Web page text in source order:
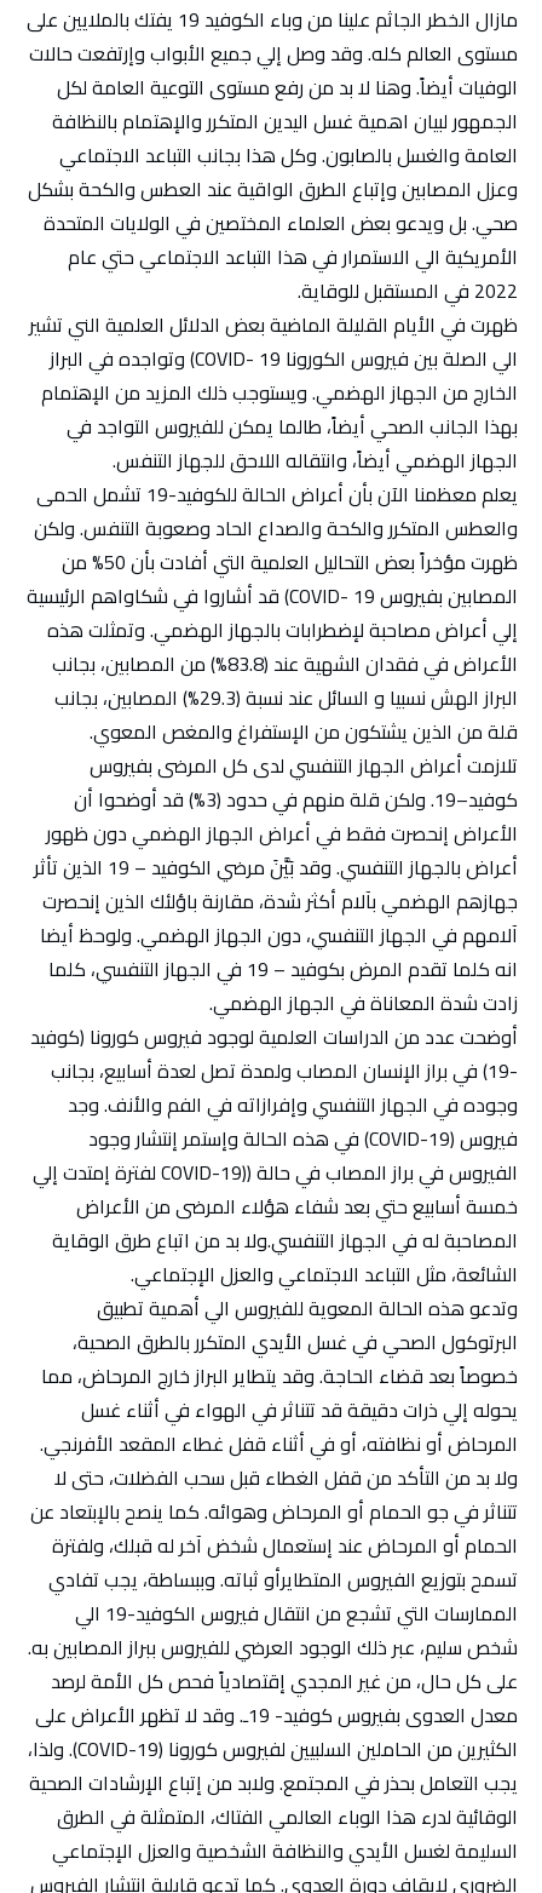
مازال الخطر الجاثم علينا من وباء الكوفيد 19 يفتك بالملايين على
مستوى العالم كله. وقد وصل إلي جميع الأبواب وإرتفعت حالات
الوفيات أيضاً. وهنا لا بد من رفع مستوى التوعية العامة لكل
الجمهور لبيان اهمية غسل اليدين المتكرر والإهتمام بالنظافة
العامة والغسل بالصابون. وكل هذا بجانب التباعد الاجتماعي
وعزل المصابين وإتباع الطرق الواقية عند العطس والكحة بشكل
صحي. بل ويدعو بعض العلماء المختصين في الولايات المتحدة
الأمريكية الي الاستمرار في هذا التباعد الاجتماعي حتي عام
2022 في المستقبل للوقاية.
ظهرت في الأيام القليلة الماضية بعض الدلائل العلمية الني تشير
الي الصلة بين فيروس الكورونا COVID- 19) وتواجده في البراز
الخارج من الجهاز الهضمي. ويستوجب ذلك المزيد من الإهتمام
بهذا الجانب الصحي أيضاً، طالما يمكن للفيروس التواجد في
الجهاز الهضمي أيضاً، وانتقاله اللاحق للجهاز التنفس.
يعلم معظمنا الآن بأن أعراض الحالة للكوفيد-19 تشمل الحمى
والعطس المتكرر والكحة والصداع الحاد وصعوبة التنفس. ولكن
ظهرت مؤخراً بعض التحاليل العلمية التي أفادت بأن 50% من
المصابين بفيروس COVID- 19) قد أشاروا في شكاواهم الرئيسية
إلي أعراض مصاحبة لإضطرابات بالجهاز الهضمي. وتمثلت هذه
الأعراض في فقدان الشهية عند (83.8%) من المصابين، بجانب
البراز الهش نسبيا و السائل عند نسبة (29.3%) المصابين، بجانب
قلة من الذين يشتكون من الإستفراغ والمغص المعوي.
تلازمت أعراض الجهاز التنفسي لدى كل المرضى بفيروس
كوفيد–19. ولكن قلة منهم في حدود (3%) قد أوضحوا أن
الأعراض إنحصرت فقط في أعراض الجهاز الهضمي دون ظهور
أعراض بالجهاز التنفسي. وقد بَيَّنَ مرضي الكوفيد – 19 الذين تأثر
جهازهم الهضمي بآلام أكثر شدة، مقارنة باؤلئك الذين إنحصرت
آلامهم في الجهاز التنفسي، دون الجهاز الهضمي. ولوحظ أيضا
انه كلما تقدم المرض بكوفيد – 19 في الجهاز التنفسي، كلما
زادت شدة المعاناة في الجهاز الهضمي.
أوضحت عدد من الدراسات العلمية لوجود فيروس كورونا (كوفيد
-19) في براز الإنسان المصاب ولمدة تصل لعدة أسابيع، بجانب
وجوده في الجهاز التنفسي وإفرازاته في الفم والأنف. وجد
فيروس (COVID-19) في هذه الحالة وإستمر إنتشار وجود
الفيروس في براز المصاب في حالة ((COVID-19 لفترة إمتدت إلي
خمسة أسابيع حتي بعد شفاء هؤلاء المرضى من الأعراض
المصاحبة له في الجهاز التنفسي.ولا بد من اتباع طرق الوقاية
الشائعة، مثل التباعد الاجتماعي والعزل الإجتماعي.
وتدعو هذه الحالة المعوية للفيروس الي أهمية تطبيق
البرتوكول الصحي في غسل الأيدي المتكرر بالطرق الصحية،
خصوصاً بعد قضاء الحاجة. وقد يتطاير البراز خارج المرحاض، مما
يحوله إلي ذرات دقيقة قد تتناثر في الهواء في أثناء غسل
المرحاض أو نظافته، أو في أثناء قفل غطاء المقعد الأفرنجي.
ولا بد من التأكد من قفل الغطاء قبل سحب الفضلات، حتى لا
تتناثر في جو الحمام أو المرحاض وهوائه. كما ينصح بالإبتعاد عن
الحمام أو المرحاض عند إستعمال شخض آخر له قبلك، ولفترة
تسمح بتوزيع الفيروس المتطايرأو ثباته. وببساطة، يجب تفادي
الممارسات التي تشجع من انتقال فيروس الكوفيد-19 الي
شخص سليم، عبر ذلك الوجود العرضي للفيروس ببراز المصابين به.
على كل حال، من غير المجدي إقتصادياً فحص كل الأمة لرصد
معدل العدوى بفيروس كوفيد- 19ـ. وقد لا تظهر الأعراض على
الكثيرين من الحاملين السلبيين لفيروس كورونا (COVID-19). ولذا،
يجب التعامل بحذر في المجتمع. ولابد من إتباع الإرشادات الصحية
الوقائية لدرء هذا الوباء العالمي الفتاك، المتمثلة في الطرق
السليمة لغسل الأيدي والنظافة الشخصية والعزل الإجتماعي
الضروري لإيقاف دورة العدوى. كما تدعو قابلية إنتشار الفيروس